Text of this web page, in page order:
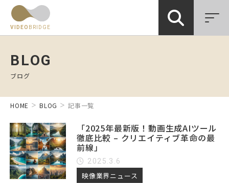
VIDEO BRIDGE
BLOG
ブログ
HOME BLOG 記事一覧
「2025年最新版！動画生成AIツール
徹底比較 – クリエイティブ革命の最
前線」
2025.3.6
映像業界ニュース